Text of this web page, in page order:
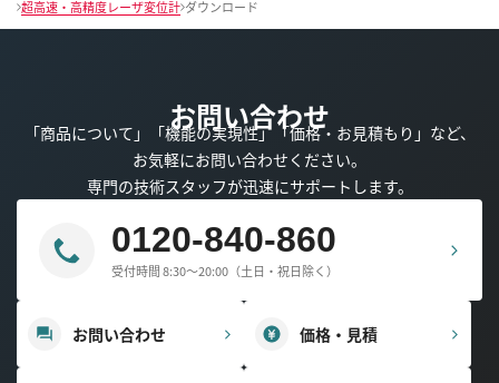
超高速・高精度レーザ変位計 ダウンロード
お問い合わせ
「商品について」「機能の実現性」「価格・お見積もり」など、
お気軽にお問い合わせください。
専門の技術スタッフが迅速にサポートします。
0120-840-860
受付時間 8:30～20:00（土日・祝日除く）
お問い合わせ 価格・見積